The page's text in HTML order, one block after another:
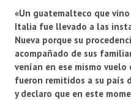
«Un guatemalteco que
Italia fue llevado a las
Nueva porque su
acompañado de sus
venían en ese mismo
fueron remitidos a su país
y declaro que en este